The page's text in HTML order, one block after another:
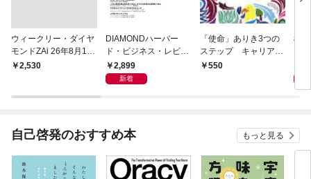
ウィークリー・ダイヤ
モンドZAi 26年8月10
日・17日合併号
￥2,530
DIAMONDハーバー
ド・ビジネス・レビュ
ー 2026年9月号 特集
「上司をマネジメント
2,899
新着
「使命」ありき3つの
ステップ キャリアの
成功とは何か
550
極
自己啓発のおすすめ本 もっと見る